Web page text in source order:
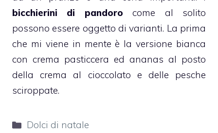
bicchierini di pandoro come al solito
possono essere oggetto di varianti. La prima
che mi viene in mente è la versione bianca
con crema pasticcera ed ananas al posto
della crema al cioccolato e delle pesche
sciroppate.
Categorie
Dolci di natale